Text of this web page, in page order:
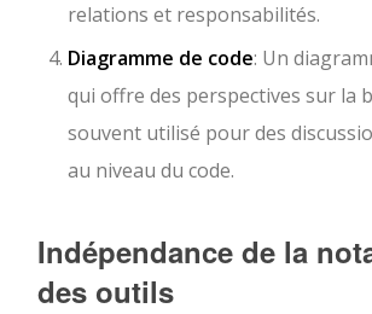
relations et responsabilités.
Diagramme de code: Un
qui offre des perspectives sur la
souvent utilisé pour des
au niveau du code.
Indépendance de la
des outils